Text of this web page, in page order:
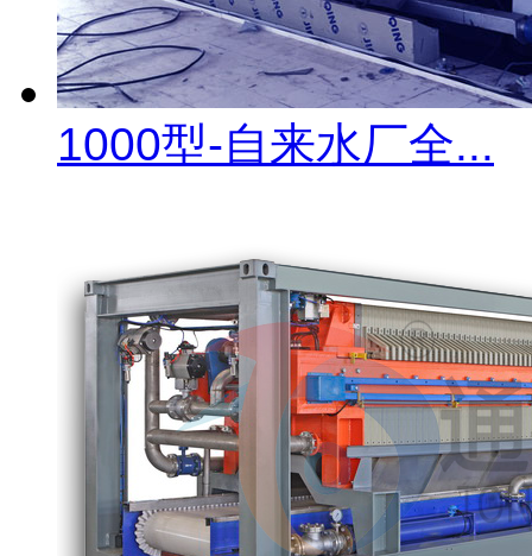
1000型-自来水厂全...